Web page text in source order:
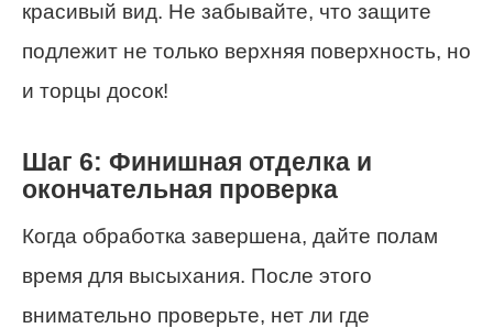
красивый вид. Не забывайте, что защите
подлежит не только верхняя поверхность, но
и торцы досок!
Шаг 6: Финишная отделка и
окончательная проверка
Когда обработка завершена, дайте полам
время для высыхания. После этого
внимательно проверьте, нет ли где